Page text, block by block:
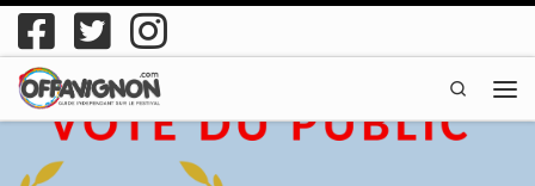
Passer au contenu
Search